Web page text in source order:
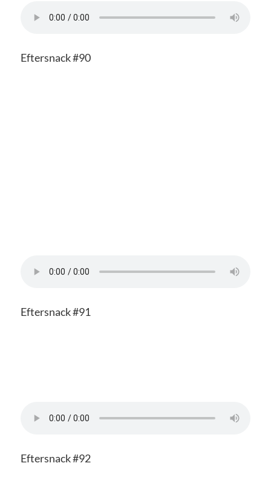
Eftersnack #90
Eftersnack #91
Eftersnack #92